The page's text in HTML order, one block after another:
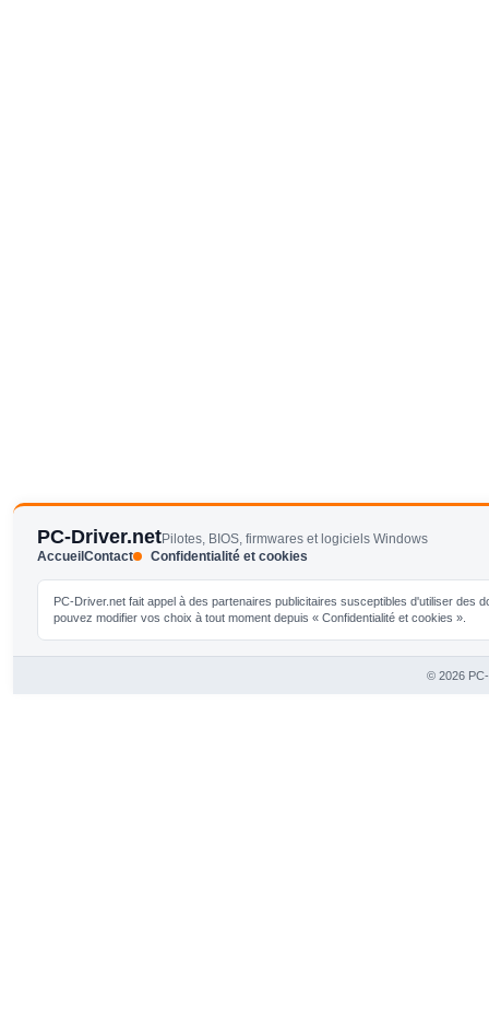
PC-Driver.netPilotes, BIOS, firmwares et logiciels Windows
AccueilContact Confidentialité et cookies
PC-Driver.net fait appel à des partenaires publicitaires susceptibles d'utiliser
pouvez modifier vos choix à tout moment depuis « Confidentialité et cookies ».
© 2026